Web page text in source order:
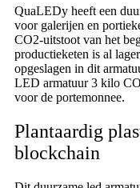
QuaLEDy heeft een
voor galerijen en
CO2-uitstoot van het
productieketen is al
opgeslagen in dit
LED armatuur 3 kilo
voor de portemonnee.
Plantaardig
blockchain